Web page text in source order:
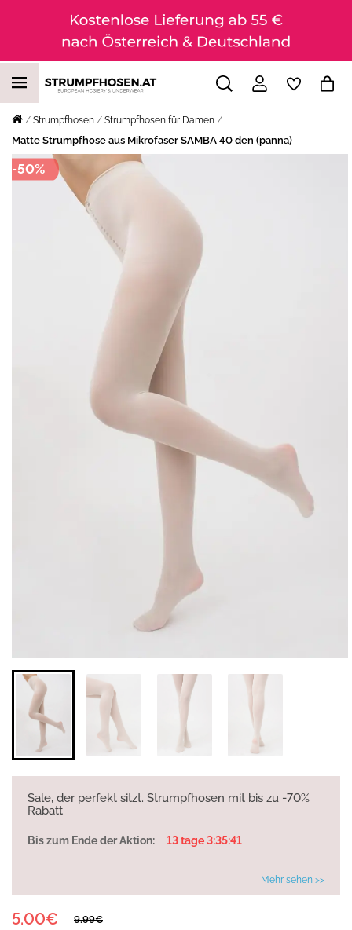
Strumpfhosen Strumpfhosen für Damen
Matte Strumpfhose aus Mikrofaser SAMBA 40 den (panna)
-50%
Sale, der perfekt sitzt. Strumpfhosen mit bis zu -70%
Rabatt
Bis zum Ende der Aktion: 13 tage 3:35:41
Mehr sehen >>
9.99€
5.00€